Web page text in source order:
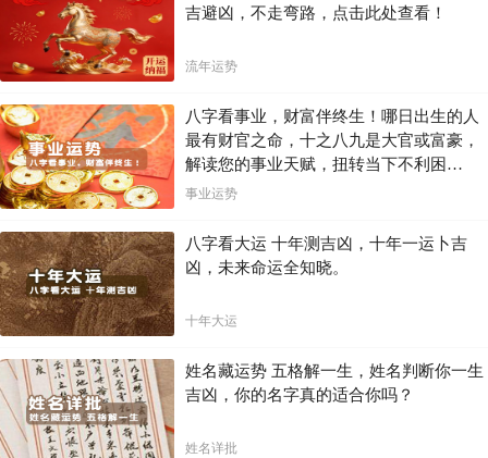
吉避凶，不走弯路，点击此处查看！
流年运势
八字看事业，财富伴终生！哪日出生的人
最有财官之命，十之八九是大官或富豪，
解读您的事业天赋，扭转当下不利困
局！！
事业运势
八字看大运 十年测吉凶，十年一运卜吉
凶，未来命运全知晓。
十年大运
姓名藏运势 五格解一生，姓名判断你一生
吉凶，你的名字真的适合你吗？
姓名详批